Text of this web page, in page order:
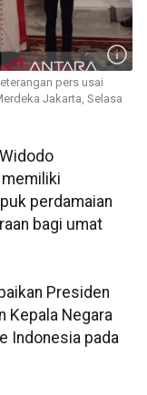
pers usai
Jakarta, Selasa
perdamaian
bagi umat
Presiden
Kepala Negara
Indonesia pada